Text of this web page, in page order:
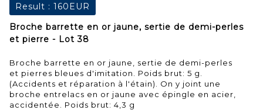
Result : 160EUR
Broche barrette en or jaune, sertie de demi-perles
et pierre - Lot 38
Broche barrette en or jaune, sertie de demi-perles
et pierres bleues d'imitation. Poids brut: 5 g.
(Accidents et réparation à l'étain). On y joint une
broche entrelacs en or jaune avec épingle en acier,
accidentée. Poids brut: 4,3 g